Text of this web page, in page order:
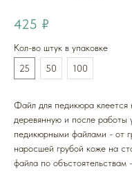
425 ₽
Кол-во штук в упаковке
25
50 100
Файл для педикюра клеется
деревянную и после работы
педикюрными файлами - от
наросшей грубой коже на
файла по